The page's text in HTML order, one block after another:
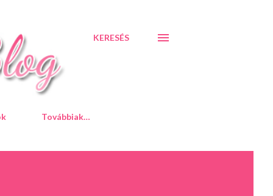
KERESÉS
Továbbiak…